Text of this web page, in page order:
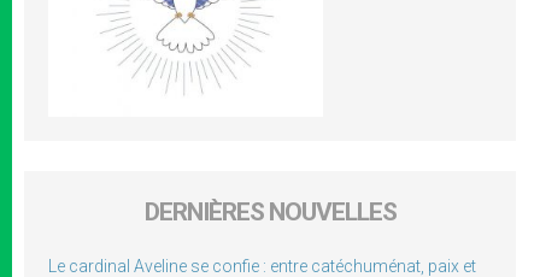
DERNIÈRES NOUVELLES
Le cardinal Aveline se confie : entre catéchuménat, paix et